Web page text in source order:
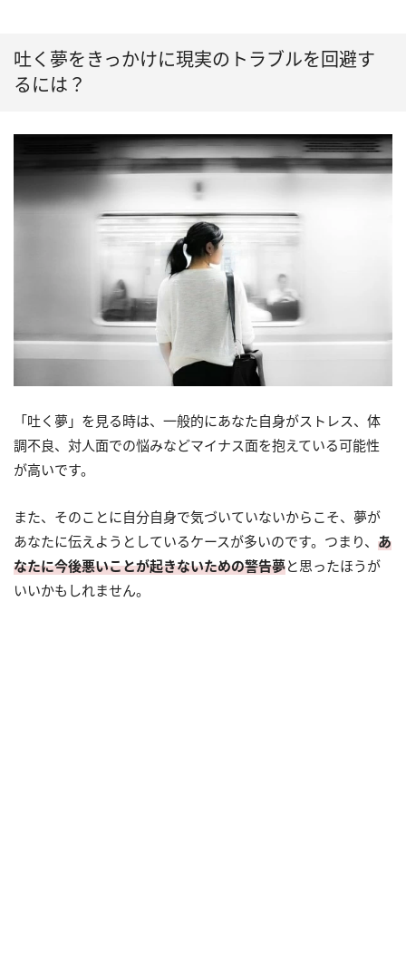
吐く夢をきっかけに現実のトラブルを回避す
るには？
「吐く夢」を見る時は、一般的にあなた自身がストレス、体
調不良、対人面での悩みなどマイナス面を抱えている可能性
が高いです。
また、そのことに自分自身で気づいていないからこそ、夢が
あなたに伝えようとしているケースが多いのです。つまり、 あ
なたに今後悪いことが起きないための警告夢と思ったほうが
いいかもしれません。